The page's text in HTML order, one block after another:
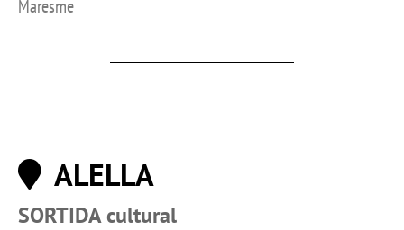
Maresme
ALELLA
SORTIDA cultural